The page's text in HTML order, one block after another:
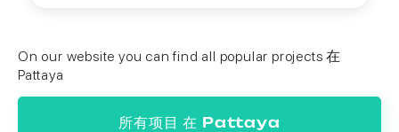
On our website you can find all popular projects 在
Pattaya
所有项目 在 Pattaya